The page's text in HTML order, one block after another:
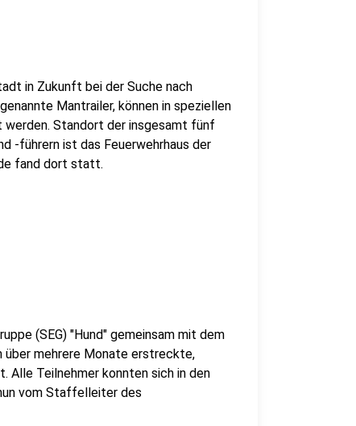
in Zukunft bei der Suche nach
Mantrailer, können in speziellen
werden. Standort der insgesamt fünf
-führern ist das Feuerwehrhaus der
fand dort statt.
(SEG) "Hund" gemeinsam mit dem
über mehrere Monate erstreckte,
Alle Teilnehmer konnten sich in den
vom Staffelleiter des